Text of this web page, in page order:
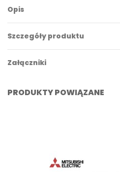
Opis
Szczegóły produktu
Załączniki
PRODUKTY POWIĄZANE